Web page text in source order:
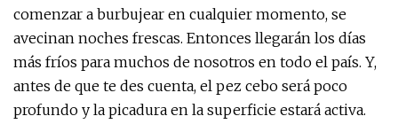
comenzar a burbujear en cualquier momento, se
avecinan noches frescas. Entonces llegarán los días
más fríos para muchos de nosotros en todo el país. Y,
antes de que te des cuenta, el pez cebo será poco
profundo y la picadura en la superficie estará activa.